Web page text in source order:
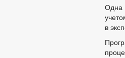
Одна
в